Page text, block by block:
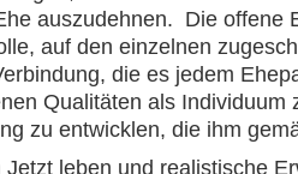
auszudehnen. Die offene
auf den einzelnen
die es jedem
Qualitäten als Individuum
zu entwicklen, die ihm
leben und realistische